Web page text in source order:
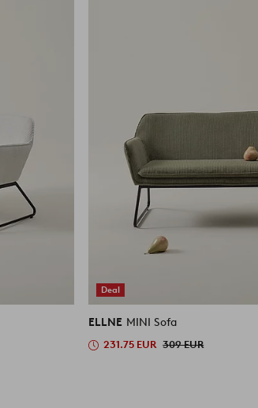
Deal
ELLNE MINI Sofa
231.75 EUR 309 EUR